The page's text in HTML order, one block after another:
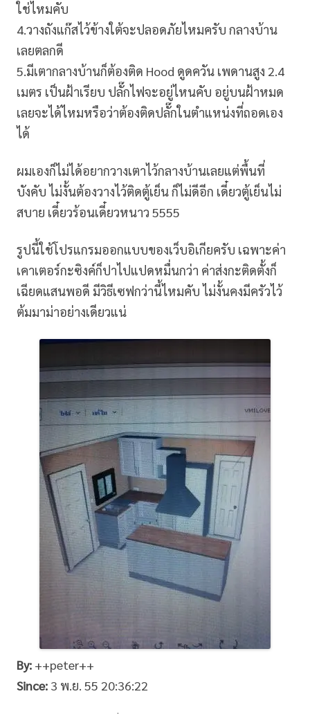
ใช่ไหมคับ
4.วางถังแก๊สไว้ข้างใต้จะปลอดภัยไหมครับ กลางบ้าน
เลยตลกดี
5.มีเตากลางบ้านก็ต้องติด Hood ดูดควัน เพดานสูง 2.4
เมตร เป็นฝ้าเรียบ ปลั๊กไฟจะอยู่ไหนคับ อยู่บนฝ้าหมด
เลยจะได้ไหมหรือว่าต้องติดปลั๊กในตำแหน่งที่ถอดเอง
ได้
ผมเองก็ไม่ได้อยากวางเตาไว้กลางบ้านเลยแต่พื้นที่
บังคับ ไม่งั้นต้องวางไว้ติดตู้เย็น ก็ไม่ดีอีก เดี๋ยวตู้เย็นไม่
สบาย เดี๋ยวร้อนเดี๋ยวหนาว 5555
รูปนี้ใช้โปรแกรมออกแบบของเว็บอิเกียครับ เฉพาะค่า
เคาเตอร์กะซิงค์ก็ปาไปแปดหมื่นกว่า ค่าส่งกะติดตั้งก็
เฉียดแสนพอดี มีวิธีเซฟกว่านี้ไหมคับ ไม่งั้นคงมีครัวไว้
ต้มมาม่าอย่างเดียวแน่
By: ++peter++
Since: 3 พ.ย. 55 20:36:22